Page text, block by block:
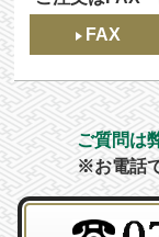
FAX
ご質問は
※お電話